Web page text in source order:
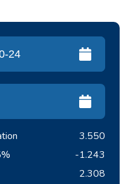
3.550
-1.243
2.308